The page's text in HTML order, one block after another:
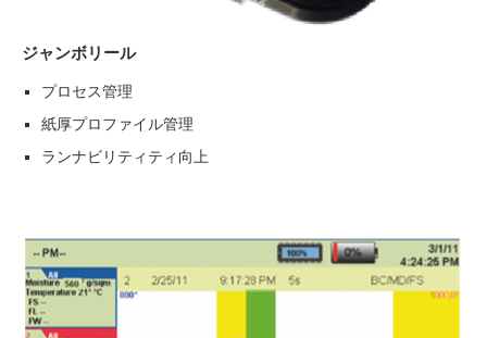
ジャンボリール
プロセス管理
紙厚プロファイル管理
ランナビリティティ向上